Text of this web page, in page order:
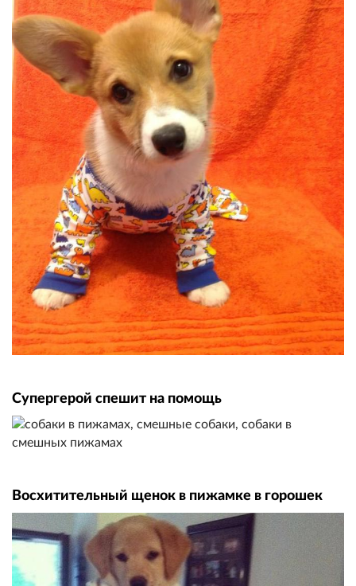
Супергерой спешит на помощь
Восхитительный щенок в пижамке в горошек